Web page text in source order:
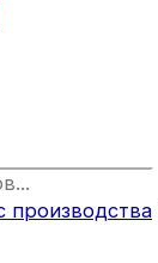
производства